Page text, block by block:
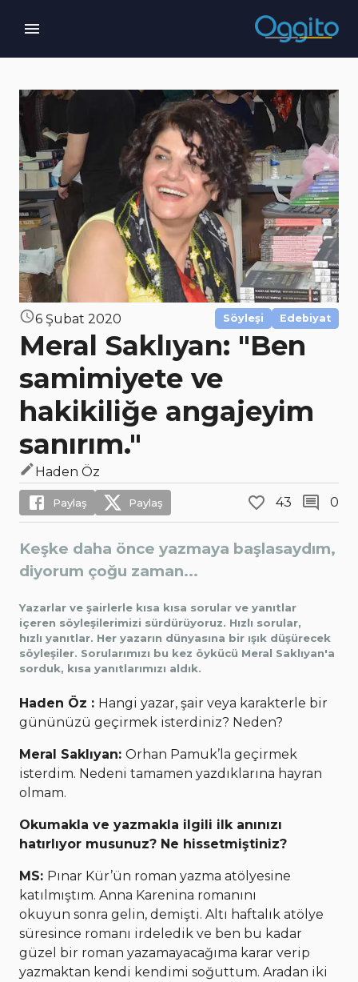
6 Şubat 2020 Söyleşi Edebiyat
Meral Saklıyan: "Ben
samimiyete ve
hakikiliğe angajeyim
sanırım."
Haden Öz
Paylaş Paylaş 43 0
Keşke daha önce yazmaya başlasaydım,
diyorum çoğu zaman...
Yazarlar ve şairlerle kısa kısa sorular ve yanıtlar
içeren söyleşilerimizi sürdürüyoruz. Hızlı sorular,
hızlı yanıtlar. Her yazarın dünyasına bir ışık düşürecek
söyleşiler. Sorularımızı bu kez öykücü Meral Saklıyan'a
sorduk, kısa yanıtlarımızı aldık.
Haden Öz : Hangi yazar, şair veya karakterle bir
gününüzü geçirmek isterdiniz? Neden?
Meral Saklıyan: Orhan Pamuk’la geçirmek
isterdim. Nedeni tamamen yazdıklarına hayran
olmam.
Okumakla ve yazmakla ilgili ilk anınızı
hatırlıyor musunuz? Ne hissetmiştiniz?
MS: Pınar Kür’ün roman yazma atölyesine
katılmıştım. Anna Karenina romanını
okuyun sonra gelin, demişti. Altı haftalık atölye
süresince romanı irdeledik ve ben bu kadar
güzel bir roman yazamayacağıma karar verip
yazmaktan kendi kendimi soğuttum. Aradan iki